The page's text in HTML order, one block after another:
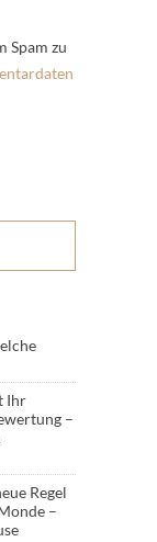
Spam zu
Ihr
–
Regel
–